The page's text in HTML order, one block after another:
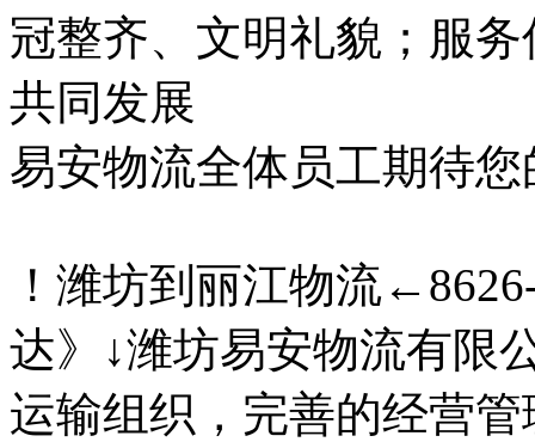
冠整齐、文明礼貌；服
共同发展
易安物流全体员工期待您
！潍坊到丽江物流
达》↓潍坊易安物流有限
运输组织，完善的经营